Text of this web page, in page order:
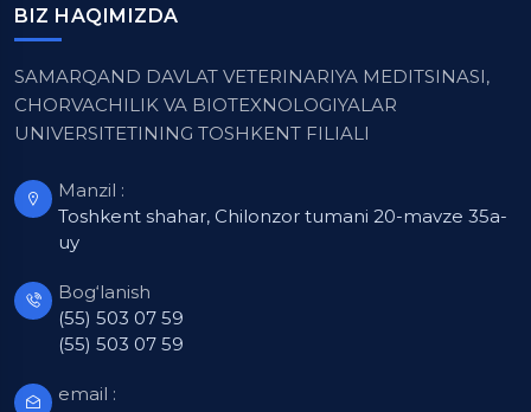
BIZ HAQIMIZDA
SAMARQAND DAVLAT VETERINARIYA MEDITSINASI,
CHORVACHILIK VA BIOTEXNOLOGIYALAR
UNIVERSITETINING TOSHKENT FILIALI
Manzil :
Toshkent shahar, Chilonzor tumani 20-mavze 35a-
uy
Bog‘lanish
(55) 503 07 59
(55) 503 07 59
email :